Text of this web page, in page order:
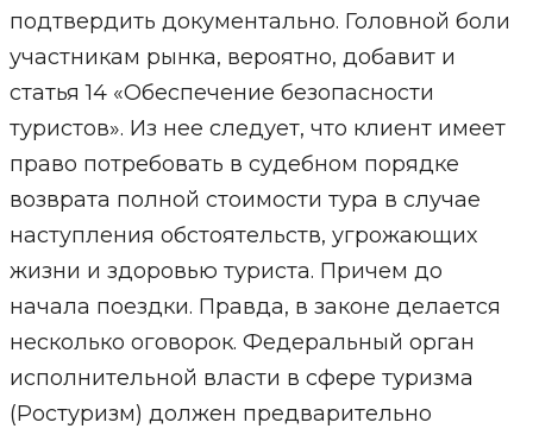
подтвердить документально. Головной боли
участникам рынка, вероятно, добавит и
статья 14 «Обеспечение безопасности
туристов». Из нее следует, что клиент имеет
право потребовать в судебном порядке
возврата полной стоимости тура в случае
наступления обстоятельств, угрожающих
жизни и здоровью туриста. Причем до
начала поездки. Правда, в законе делается
несколько оговорок. Федеральный орган
исполнительной власти в сфере туризма
(Ростуризм) должен предварительно